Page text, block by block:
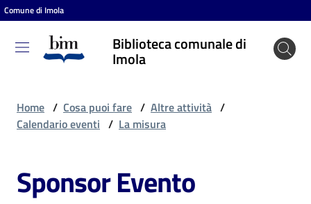
Vai al contenuto
Vai alla navigazione
Vai al footer
Comune di Imola
Biblioteca comunale di
Imola
Biblioteca
comunale
Home / Cosa puoi fare / Altre attività /
Calendario eventi / La misura
Sponsor Evento